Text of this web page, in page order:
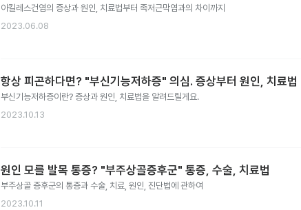
아킬레스건염의 증상과 원인, 치료법부터 족저근막염과의 차이까지
2023.06.08
항상 피곤하다면? "부신기능저하증" 의심. 증상부터 원인, 치료법
부신기능저하증이란? 증상과 원인, 치료법을 알려드릴게요.
2023.10.13
원인 모를 발목 통증? "부주상골증후군" 통증, 수술, 치료법
부주상골 증후군의 통증과 수술, 치료, 원인, 진단법에 관하여
2023.10.11